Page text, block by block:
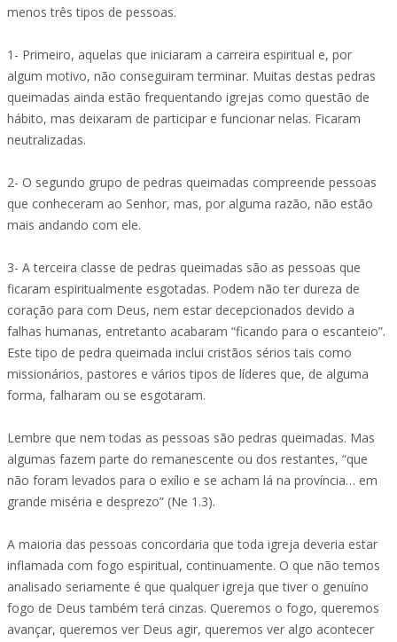
menos três tipos de pessoas.
1- Primeiro, aquelas que iniciaram a carreira espiritual e, por
algum motivo, não conseguiram terminar. Muitas destas pedras
queimadas ainda estão frequentando igrejas como questão de
hábito, mas deixaram de participar e funcionar nelas. Ficaram
neutralizadas.
2- O segundo grupo de pedras queimadas compreende pessoas
que conheceram ao Senhor, mas, por alguma razão, não estão
mais andando com ele.
3- A terceira classe de pedras queimadas são as pessoas que
ficaram espiritualmente esgotadas. Podem não ter dureza de
coração para com Deus, nem estar decepcionados devido a
falhas humanas, entretanto acabaram “ficando para o escanteio”.
Este tipo de pedra queimada inclui cristãos sérios tais como
missionários, pastores e vários tipos de líderes que, de alguma
forma, falharam ou se esgotaram.
Lembre que nem todas as pessoas são pedras queimadas. Mas
algumas fazem parte do remanescente ou dos restantes, “que
não foram levados para o exílio e se acham lá na província… em
grande miséria e desprezo” (Ne 1.3).
A maioria das pessoas concordaria que toda igreja deveria estar
inflamada com fogo espiritual, continuamente. O que não temos
analisado seriamente é que qualquer igreja que tiver o genuíno
fogo de Deus também terá cinzas. Queremos o fogo, queremos
avançar, queremos ver Deus agir, queremos ver algo acontecer